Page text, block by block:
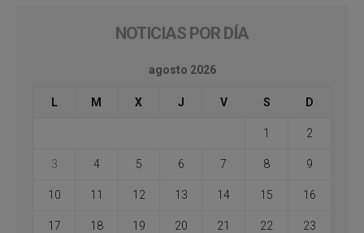
NOTICIAS POR DÍA
agosto 2026
L M X J V S D
1 2
3 4 5 6 7 8 9
10 11 12 13 14 15 16
17 18 19 20 21 22 23